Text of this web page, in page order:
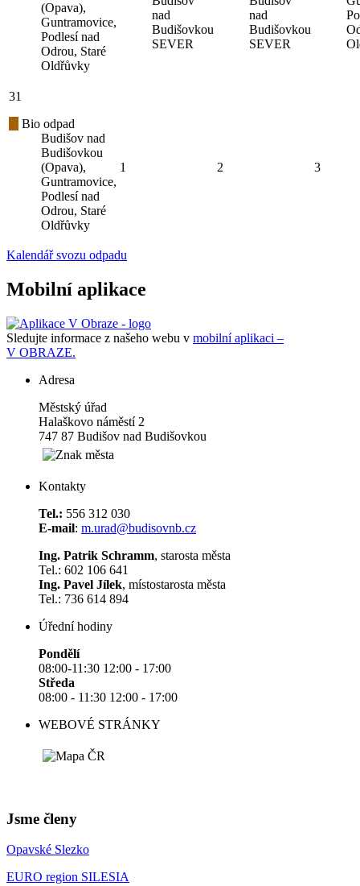
(Opava),
Guntramovice,
Podlesí nad
Odrou, Staré
Oldřůvky
nad
Budišovkou
SEVER
nad
Budišovkou
SEVER
31
Bio odpad
Budišov nad
Budišovkou
(Opava),
Guntramovice,
Podlesí nad
Odrou, Staré
Oldřůvky
1 2 3
Kalendář svozu odpadu
Mobilní aplikace
Sledujte informace z našeho webu v mobilní aplikaci –
V OBRAZE.
Adresa
Městský úřad
Halaškovo náměstí 2
747 87 Budišov nad Budišovkou
Kontakty
Tel.: 556 312 030
E-mail: m.urad@budisovnb.cz
Ing. Patrik Schramm, starosta města
Tel.: 602 106 641
Ing. Pavel Jílek, místostarosta města
Tel.: 736 614 894
Úřední hodiny
Pondělí
08:00-11:30 12:00 - 17:00
Středa
08:00 - 11:30 12:00 - 17:00
WEBOVÉ STRÁNKY
Jsme členy
Opavské Slezko
EURO region SILESIA